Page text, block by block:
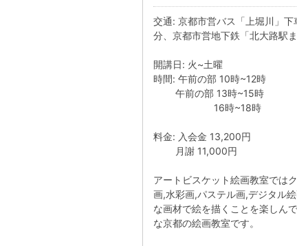
交通: 京都市営バス「上堀川」
分、京都市営地下鉄「北大路駅
開講日: 火~土曜
時間: 午前の部 10時~12時
午前の部 13時~15時
16時~18時
料金: 入会金 13,200円
月謝 11,000円
アートビスケット絵画教室では
画,水彩画,パステル画,デジタル
な画材で絵を描くことを楽しん
な京都の絵画教室です。